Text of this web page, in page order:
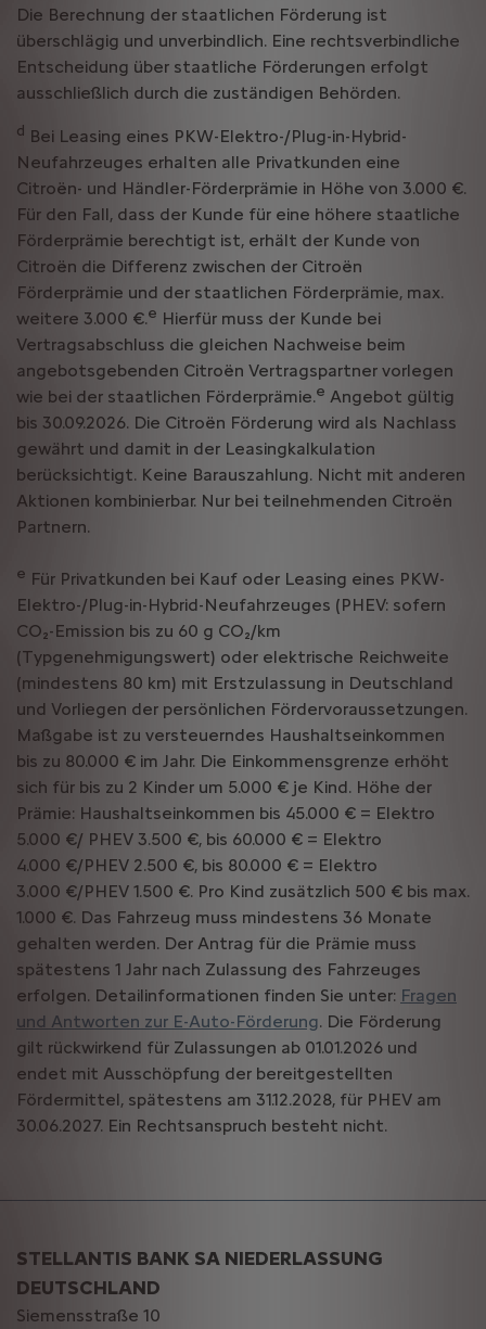
Die Berechnung der staatlichen Förderung ist
überschlägig und unverbindlich. Eine rechtsverbindliche
Entscheidung über staatliche Förderungen erfolgt
ausschließlich durch die zuständigen Behörden.
d Bei Leasing eines PKW-Elektro-/Plug-in-Hybrid-
Neufahrzeuges erhalten alle Privatkunden eine
Citroën- und Händler-Förderprämie in Höhe von 3.000 €.
Für den Fall, dass der Kunde für eine höhere staatliche
Förderprämie berechtigt ist, erhält der Kunde von
Citroën die Differenz zwischen der Citroën
Förderprämie und der staatlichen Förderprämie, max.
weitere 3.000 €.e Hierfür muss der Kunde bei
Vertragsabschluss die gleichen Nachweise beim
angebotsgebenden Citroën Vertragspartner vorlegen
wie bei der staatlichen Förderprämie.e Angebot gültig
bis 30.09.2026. Die Citroën Förderung wird als Nachlass
gewährt und damit in der Leasingkalkulation
berücksichtigt. Keine Barauszahlung. Nicht mit anderen
Aktionen kombinierbar. Nur bei teilnehmenden Citroën
Partnern.
e Für Privatkunden bei Kauf oder Leasing eines PKW-
Elektro-/Plug-in-Hybrid-Neufahrzeuges (PHEV: sofern
CO₂-Emission bis zu 60 g CO₂/km
(Typgenehmigungswert) oder elektrische Reichweite
(mindestens 80 km) mit Erstzulassung in Deutschland
und Vorliegen der persönlichen Fördervoraussetzungen.
Maßgabe ist zu versteuerndes Haushaltseinkommen
bis zu 80.000 € im Jahr. Die Einkommensgrenze erhöht
sich für bis zu 2 Kinder um 5.000 € je Kind. Höhe der
Prämie: Haushaltseinkommen bis 45.000 € = Elektro
5.000 €/ PHEV 3.500 €, bis 60.000 € = Elektro
4.000 €/PHEV 2.500 €, bis 80.000 € = Elektro
3.000 €/PHEV 1.500 €. Pro Kind zusätzlich 500 € bis max.
1.000 €. Das Fahrzeug muss mindestens 36 Monate
gehalten werden. Der Antrag für die Prämie muss
spätestens 1 Jahr nach Zulassung des Fahrzeuges
erfolgen. Detailinformationen finden Sie unter: Fragen
und Antworten zur E-Auto-Förderung. Die Förderung
gilt rückwirkend für Zulassungen ab 01.01.2026 und
endet mit Ausschöpfung der bereitgestellten
Fördermittel, spätestens am 31.12.2028, für PHEV am
30.06.2027. Ein Rechtsanspruch besteht nicht.
STELLANTIS BANK SA NIEDERLASSUNG
DEUTSCHLAND
Siemensstraße 10